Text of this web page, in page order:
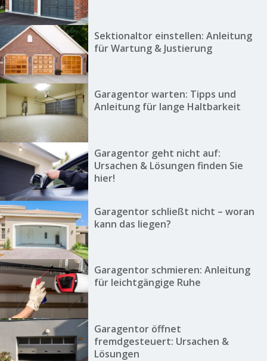
Sektionaltor einstellen: Anleitung
für Wartung & Justierung
Garagentor warten: Tipps und
Anleitung für lange Haltbarkeit
Garagentor geht nicht auf:
Ursachen & Lösungen finden Sie
hier!
Garagentor schließt nicht – woran
kann das liegen?
Garagentor schmieren: Anleitung
für leichtgängige Ruhe
Garagentor öffnet
fremdgesteuert: Ursachen &
Lösungen